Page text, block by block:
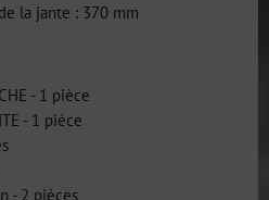
la jante : 370 mm
- 1 pièce
- 1 pièce
- 2 pièces